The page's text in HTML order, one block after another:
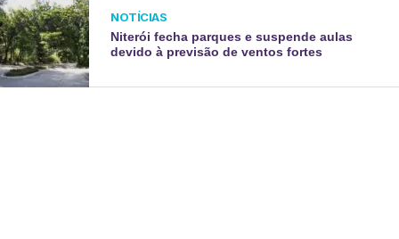
NOTÍCIAS
Niterói fecha parques e suspende aulas
devido à previsão de ventos fortes